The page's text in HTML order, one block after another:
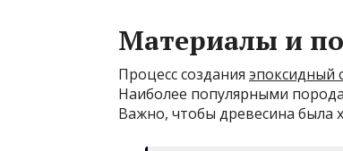
Материалы и
Процесс создания эпоксидный
Наиболее популярными
Важно, чтобы древесина была